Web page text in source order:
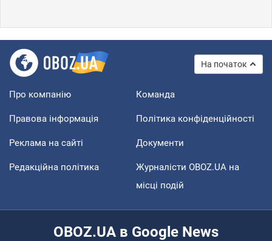
На початок
Про компанію Команда
Правова інформація Політика конфіденційності
Реклама на сайті Документи
Редакційна політика
Журналісти OBOZ.UA на
місці подій
OBOZ.UA в Google News